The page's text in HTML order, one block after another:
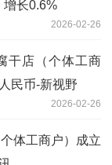
增长0.6%
2026-02-26
干店（个体工商
民币-新视野
2026-02-26
体工商户）成立